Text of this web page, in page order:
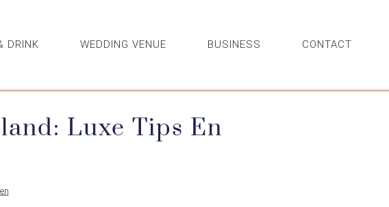
DRINK WEDDING VENUE BUSINESS CONTACT
Luxe Tips En